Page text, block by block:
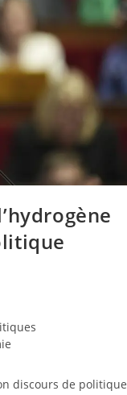
discours de politique